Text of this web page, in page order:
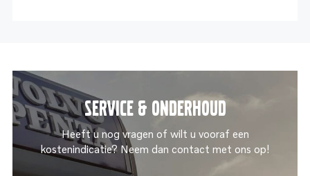
Service & onderhoud
Heeft u nog vragen of wilt u vooraf een
kostenindicatie? Neem dan contact met ons op!